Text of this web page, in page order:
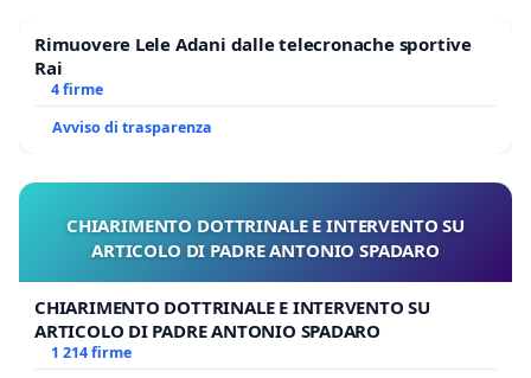
Rimuovere Lele Adani dalle telecronache sportive
Rai
4 firme
Avviso di trasparenza
CHIARIMENTO DOTTRINALE E INTERVENTO SU
ARTICOLO DI PADRE ANTONIO SPADARO
CHIARIMENTO DOTTRINALE E INTERVENTO SU
ARTICOLO DI PADRE ANTONIO SPADARO
1 214 firme